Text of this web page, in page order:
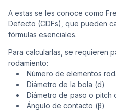
A estas se les conoce como
Defecto (CDFs), que pueden
fórmulas esenciales.
Para calcularlas, se requieren
rodamiento:
Número de elementos
Diámetro de la bola (d)
Diámetro de paso o pitch
Ángulo de contacto (β)